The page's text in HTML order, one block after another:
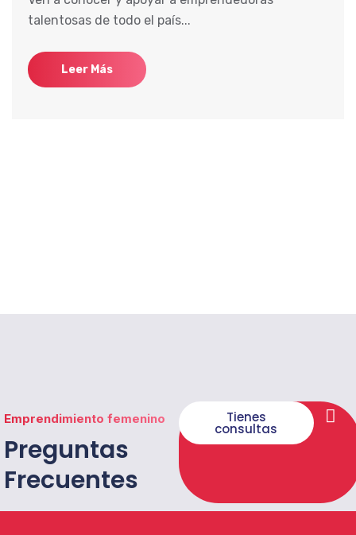
talentosas de todo el país...
Leer Más
Emprendimiento femenino
Preguntas
Frecuentes
Tienes
consultas